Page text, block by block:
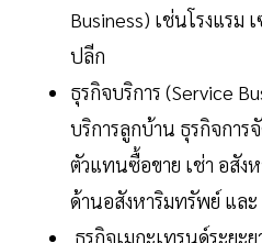
Business) เช่นโรงแรม
ปลีก
ธุรกิจบริการ (Service
บริการลูกบ้าน ธุรกิจการ
ตัวแทนซื้อขาย เช่า อสัง
ด้านอสังหาริมทรัพย์ และ
ธุรกิจเมกะเทรนด์ระยะ